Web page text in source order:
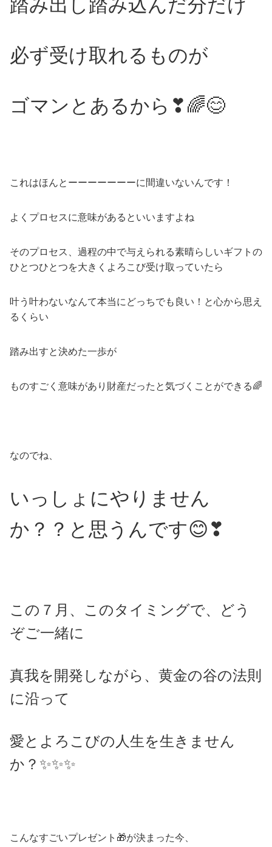
必ず受け取れるものが
ゴマンとあるから❣🌈😊
これはほんとーーーーーーーに間違いないんです！
よくプロセスに意味があるといいますよね
そのプロセス、過程の中で与えられる素晴らしいギフトの
ひとつひとつを大きくよろこび受け取っていたら
叶う叶わないなんて本当にどっちでも良い！と心から思え
るくらい
踏み出すと決めた一歩が
ものすごく意味があり財産だったと気づくことができる🌈
なのでね、
いっしょにやりません
か？？と思うんです😊❣
この７月、このタイミングで、どう
ぞご一緒に
真我を開発しながら、黄金の谷の法則
に沿って
愛とよろこびの人生を生きません
か？✨✨✨
こんなすごいプレゼント🎁が決まった今、